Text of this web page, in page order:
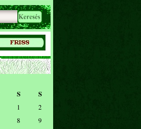
S S
1
2
8
9